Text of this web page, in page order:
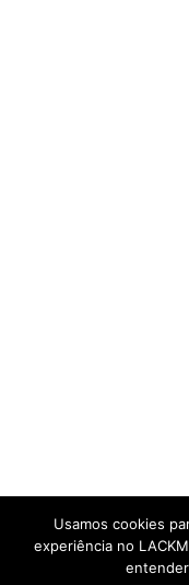
Usamos cookies
experiência no